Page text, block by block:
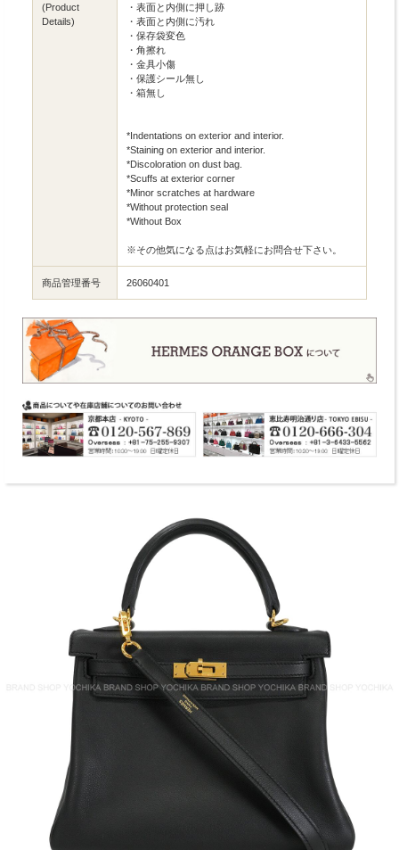
(Product
Details)
・表面と内側に押し跡
・表面と内側に汚れ
・保存袋変色
・角擦れ
・金具小傷
・保護シール無し
・箱無し
*Indentations on exterior and interior.
*Staining on exterior and interior.
*Discoloration on dust bag.
*Scuffs at exterior corner
*Minor scratches at hardware
*Without protection seal
*Without Box
※その他気になる点はお気軽にお問合せ下さい。
商品管理番号 26060401